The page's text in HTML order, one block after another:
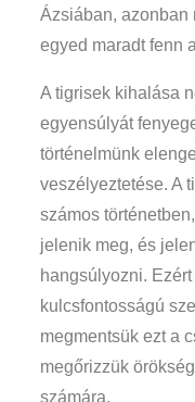
Ázsiában, azonban
egyed maradt fenn
A tigrisek kihalása
egyensúlyát
történelmünk
veszélyeztetése. A
számos
jelenik meg, és
hangsúlyozni.
kulcsfontosságú
megmentsük ezt a
megőrizzük
számára.